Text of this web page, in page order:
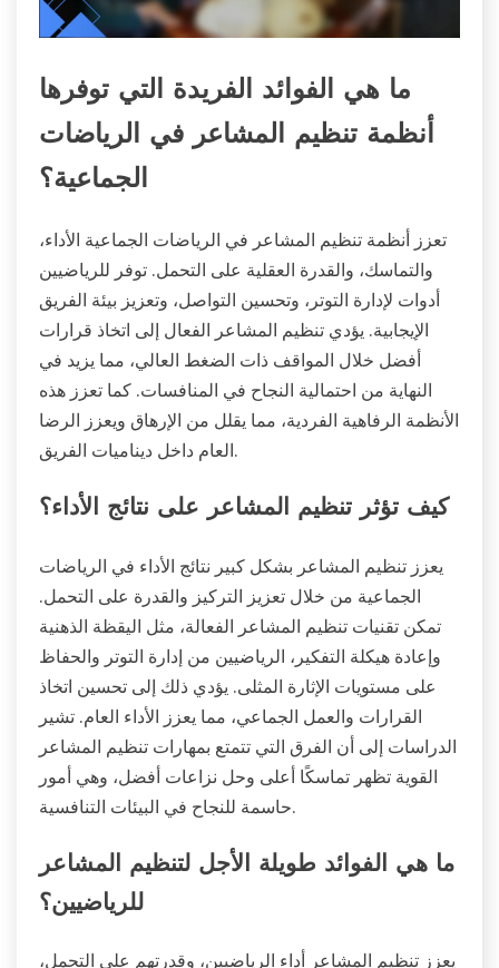
ما هي الفوائد الفريدة التي توفرها
أنظمة تنظيم المشاعر في الرياضات
الجماعية؟
تعزز أنظمة تنظيم المشاعر في الرياضات الجماعية الأداء،
والتماسك، والقدرة العقلية على التحمل. توفر للرياضيين
أدوات لإدارة التوتر، وتحسين التواصل، وتعزيز بيئة الفريق
الإيجابية. يؤدي تنظيم المشاعر الفعال إلى اتخاذ قرارات
أفضل خلال المواقف ذات الضغط العالي، مما يزيد في
النهاية من احتمالية النجاح في المنافسات. كما تعزز هذه
الأنظمة الرفاهية الفردية، مما يقلل من الإرهاق ويعزز الرضا
العام داخل ديناميات الفريق.
كيف تؤثر تنظيم المشاعر على نتائج الأداء؟
يعزز تنظيم المشاعر بشكل كبير نتائج الأداء في الرياضات
الجماعية من خلال تعزيز التركيز والقدرة على التحمل.
تمكن تقنيات تنظيم المشاعر الفعالة، مثل اليقظة الذهنية
وإعادة هيكلة التفكير، الرياضيين من إدارة التوتر والحفاظ
على مستويات الإثارة المثلى. يؤدي ذلك إلى تحسين اتخاذ
القرارات والعمل الجماعي، مما يعزز الأداء العام. تشير
الدراسات إلى أن الفرق التي تتمتع بمهارات تنظيم المشاعر
القوية تظهر تماسكًا أعلى وحل نزاعات أفضل، وهي أمور
حاسمة للنجاح في البيئات التنافسية.
ما هي الفوائد طويلة الأجل لتنظيم المشاعر
للرياضيين؟
يعزز تنظيم المشاعر أداء الرياضيين، وقدرتهم على التحمل،